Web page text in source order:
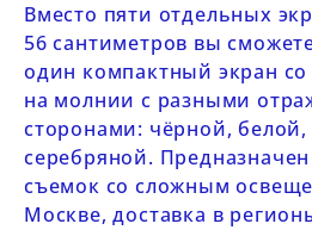
Вместо пяти отдельных
56 сантиметров вы
один компактный экран
на молнии с разными
сторонами: чёрной, белой,
серебряной.
съемок со сложным
Москве, доставка в